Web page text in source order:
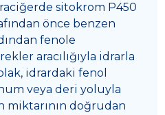
sitokrom P450
önce benzen
fenole
aracılığıyla idrarla
idrardaki fenol
veya deri yoluyla
miktarının doğrudan